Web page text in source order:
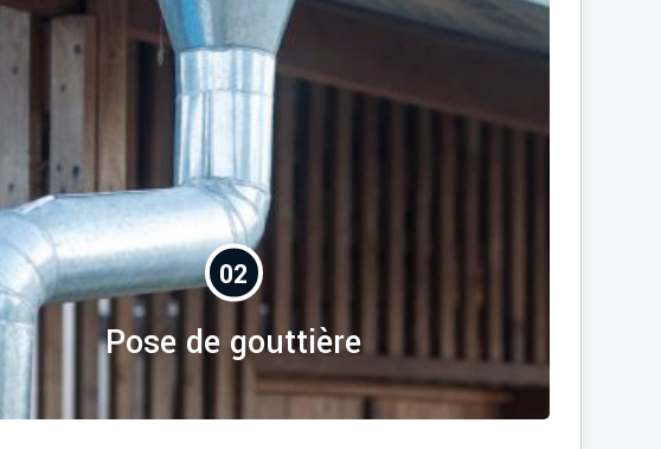
02
Pose de gouttière